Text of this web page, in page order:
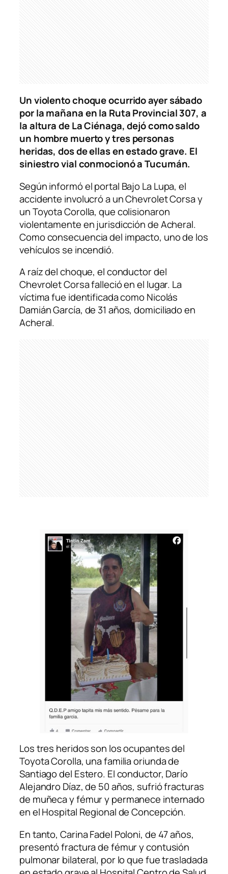
Un violento choque ocurrido ayer sábado
por la mañana en la Ruta Provincial 307, a
la altura de La Ciénaga, dejó como saldo
un hombre muerto y tres personas
heridas, dos de ellas en estado grave. El
siniestro vial conmocionó a Tucumán.
Según informó el portal Bajo La Lupa, el
accidente involucró a un Chevrolet Corsa y
un Toyota Corolla, que colisionaron
violentamente en jurisdicción de Acheral.
Como consecuencia del impacto, uno de los
vehículos se incendió.
A raíz del choque, el conductor del
Chevrolet Corsa falleció en el lugar. La
víctima fue identificada como Nicolás
Damián García, de 31 años, domiciliado en
Acheral.
Los tres heridos son los ocupantes del
Toyota Corolla, una familia oriunda de
Santiago del Estero. El conductor, Darío
Alejandro Díaz, de 50 años, sufrió fracturas
de muñeca y fémur y permanece internado
en el Hospital Regional de Concepción.
En tanto, Carina Fadel Poloni, de 47 años,
presentó fractura de fémur y contusión
pulmonar bilateral, por lo que fue trasladada